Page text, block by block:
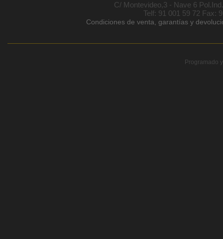
C/ Montevideo,3 - Nave 6
Telf: 91 001 59 72 Fax:
Condiciones de venta, garantías y
Programado